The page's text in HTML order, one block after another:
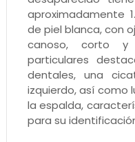
aproximadamente
de piel blanca, con
canoso, corto y
particulares
dentales, una
izquierdo, así como
la espalda,
para su